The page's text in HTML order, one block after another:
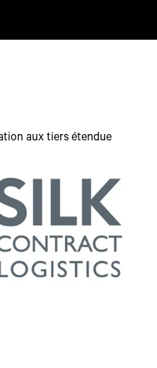
aux tiers étendue